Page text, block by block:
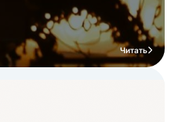
Читать